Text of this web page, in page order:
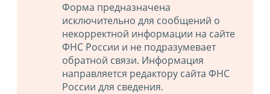
Форма предназначена
исключительно для сообщений о
некорректной информации на сайте
ФНС России и не подразумевает
обратной связи. Информация
направляется редактору сайта ФНС
России для сведения.